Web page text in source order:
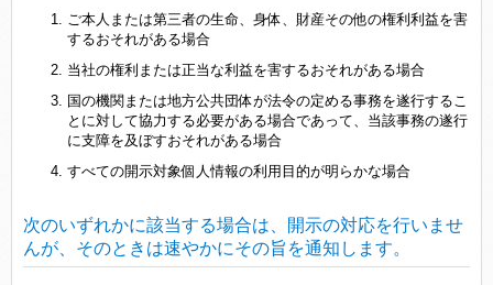
ご本人または第三者の生命、身体、財産その他の権利利益を害
するおそれがある場合
当社の権利または正当な利益を害するおそれがある場合
国の機関または地方公共団体が法令の定める事務を遂行するこ
とに対して協力する必要がある場合であって、当該事務の遂行
に支障を及ぼすおそれがある場合
すべての開示対象個人情報の利用目的が明らかな場合
次のいずれかに該当する場合は、開示の対応を行いませ
んが、そのときは速やかにその旨を通知します。